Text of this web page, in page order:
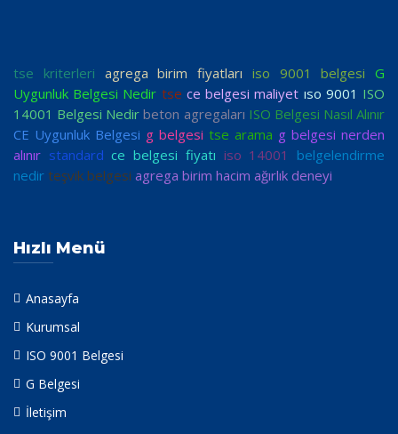
tse kriterleri agrega birim fiyatları iso 9001 belgesi G
Uygunluk Belgesi Nedir tse ce belgesi maliyet ıso 9001 ISO
14001 Belgesi Nedir beton agregaları ISO Belgesi Nasıl Alınır
CE Uygunluk Belgesi g belgesi tse arama g belgesi nerden
alınır standard ce belgesi fiyatı iso 14001
belgelendirme
nedir teşvik belgesi agrega birim hacim ağırlık deneyi
Hızlı Menü
Anasayfa
Kurumsal
ISO 9001 Belgesi
G Belgesi
İletişim